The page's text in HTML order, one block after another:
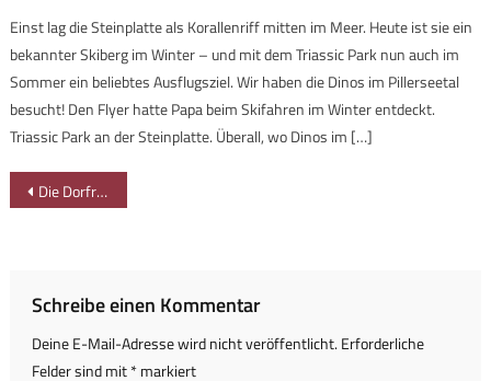
Einst lag die Steinplatte als Korallenriff mitten im Meer. Heute ist sie ein
bekannter Skiberg im Winter – und mit dem Triassic Park nun auch im
Sommer ein beliebtes Ausflugsziel. Wir haben die Dinos im Pillerseetal
besucht! Den Flyer hatte Papa beim Skifahren im Winter entdeckt.
Triassic Park an der Steinplatte. Überall, wo Dinos im […]
Beitragsnavigation
Die Dorfrallye für Kinder in Bad Hindelang
Schreibe einen Kommentar
Deine E-Mail-Adresse wird nicht veröffentlicht. Erforderliche
Felder sind mit*markiert